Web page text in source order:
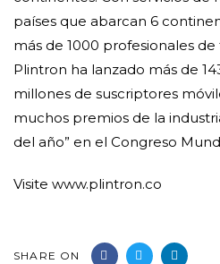
países que abarcan 6
más de 1000 profesionales
Plintron ha lanzado más de
millones de suscriptores
muchos premios de la
del año” en el Congreso
Visite www.plintron.co
SHARE ON